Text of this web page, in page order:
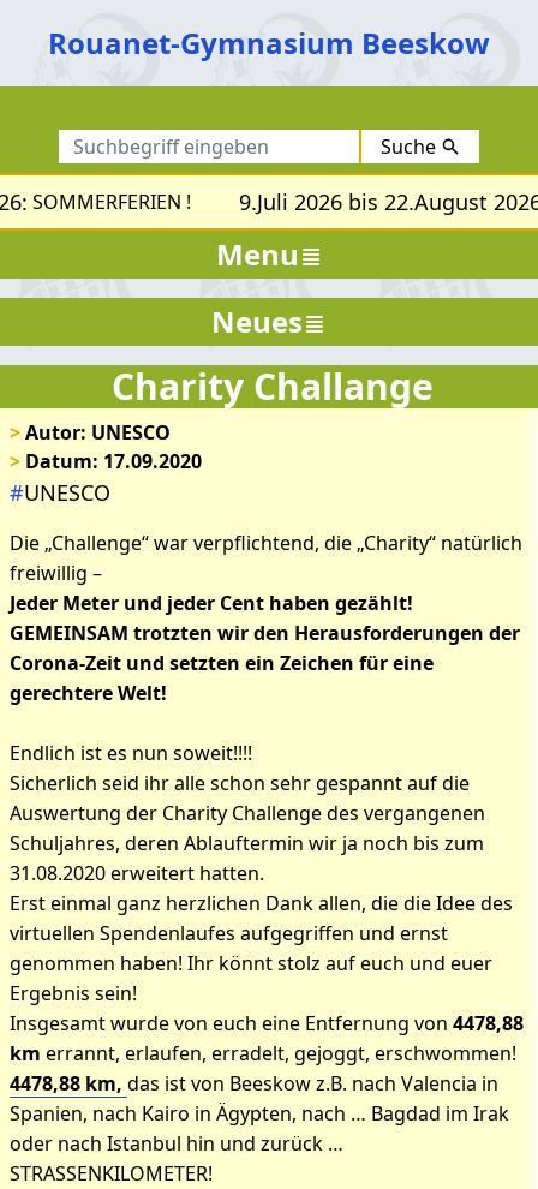
Rouanet-Gymnasium Beeskow
Suche
SOMMERFERIEN ! 9.Juli 2026 bis 22.August 2026:
Menu
Charity Challange
>Autor: UNESCO
> Datum: 17.09.2020
#UNESCO
Die „Challenge“ war verpflichtend, die „Charity“ natürlich
freiwillig –
Jeder Meter und jeder Cent haben gezählt!
GEMEINSAM trotzten wir den Herausforderungen der
Corona-Zeit und setzten ein Zeichen für eine
gerechtere Welt!
Endlich ist es nun soweit!!!!
Sicherlich seid ihr alle schon sehr gespannt auf die
Auswertung der Charity Challenge des vergangenen
Schuljahres, deren Ablauftermin wir ja noch bis zum
31.08.2020 erweitert hatten.
Erst einmal ganz herzlichen Dank allen, die die Idee des
virtuellen Spendenlaufes aufgegriffen und ernst
genommen haben! Ihr könnt stolz auf euch und euer
Ergebnis sein!
Insgesamt wurde von euch eine Entfernung von 4478,88
km errannt, erlaufen, erradelt, gejoggt, erschwommen!
4478,88 km, das ist von Beeskow z.B. nach Valencia in
Spanien, nach Kairo in Ägypten, nach … Bagdad im Irak
oder nach Istanbul hin und zurück …
STRASSENKILOMETER!
Neues